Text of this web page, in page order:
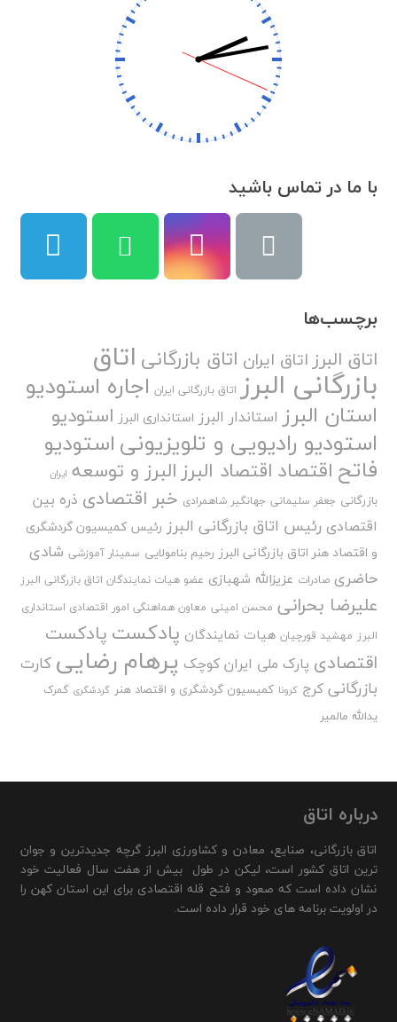
با ما در تماس باشید
برچسب‌ها
اتاق البرزاتاق ایران اتاق بازرگانی اتاق
بازرگانی البرز اتاق بازرگانی ایران اجاره استودیو
استان البرز استاندار البرز استانداری البرز استودیو
استودیو رادیویی و تلویزیونیاستودیو
فاتح اقتصاد اقتصاد البرزالبرز و توسعه ایران
بازرگانی جعفر سلیمانی جهانگیر شاهمرادی خبر اقتصادی ذره بین
اقتصادی رئیس اتاق بازرگانی البرز رئیس کمیسیون گردشگری
و اقتصاد هنر اتاق بازرگانی البرز رحیم بنامولایی سمینار آموزشی شادی
حاضری صادرات عزیزالله شهبازی عضو هیات نمایندگان اتاق بازرگانی البرز
علیرضا بحرانی محسن امینی معاون هماهنگی امور اقتصادی استانداری
البرز مهشید قورچیان هیات نمایندگان پادکست پادکست
اقتصادی پارک ملی ایران کوچک پرهام رضایی کارت
بازرگانی کرج کرونا کمیسیون گردشگری و اقتصاد هنر گردشگری گمرک
یدالله مالمیر
درباره اتاق
اتاق بازرگانی، صنایع، معادن و کشاورزی البرز گرچه جدیدترین و جوان
ترین اتاق کشور است، لیکن در طول بیش از هفت سال فعالیت خود
نشان داده است که صعود و فتح قله اقتصادی برای این استان کهن را
در اولویت برنامه های خود قرار داده است.